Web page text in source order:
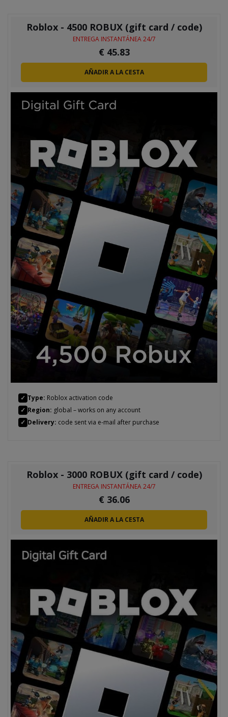
Roblox - 4500 ROBUX (gift card / code)
ENTREGA INSTANTÁNEA 24/7
€ 45.83
AÑADIR A LA CESTA
✓ Type: Roblox activation code
✓ Region: global – works on any account
✓ Delivery: code sent via e-mail after purchase
Roblox - 3000 ROBUX (gift card / code)
ENTREGA INSTANTÁNEA 24/7
€ 36.06
AÑADIR A LA CESTA